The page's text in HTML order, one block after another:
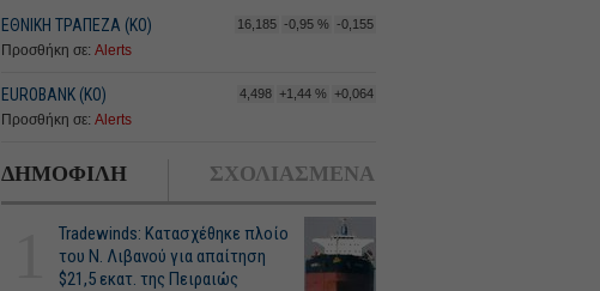
ΕΘΝΙΚΗ ΤΡΑΠΕΖΑ (KO) 16,185 -0,95 % -0,155
Προσθήκη σε: Alerts
EUROBANK (ΚΟ) 4,498 +1,44 % +0,064
Προσθήκη σε: Alerts
ΔΗΜΟΦΙΛΗ ΣΧΟΛΙΑΣΜΕΝΑ
Tradewinds: Κατασχέθηκε πλοίο
του Ν. Λιβανού για απαίτηση
$21,5 εκατ. της Πειραιώς